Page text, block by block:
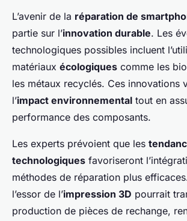
L’avenir de la réparation de
partie sur l’innovation durable. Les
technologiques possibles incluent
matériaux écologiques comme les
les métaux recyclés. Ces innovations
l’impact environnemental tout en
performance des composants.
Les experts prévoient que les
technologiques favoriseront
méthodes de réparation plus
l’essor de l’impression 3D pourrait
production de pièces de rechange,